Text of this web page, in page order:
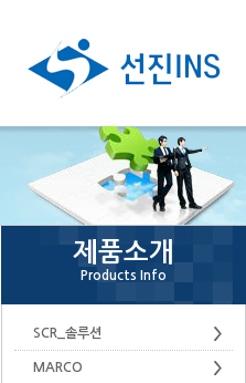
제품소개
Products Info
SCR_솔루션
MARCO